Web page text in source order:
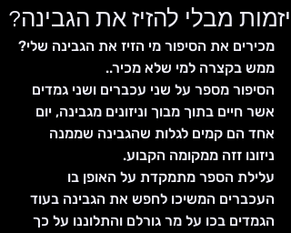
יזמות מבלי להזיז את הגבינה?
מכירים את הסיפור מי הזיז את הגבינה שלי?
ממש בקצרה למי שלא מכיר..
הסיפור מספר על שני עכברים ושני גמדים
אשר חיים בתוך מבוך וניזונים מגבינה, יום
אחד הם קמים לגלות שהגבינה שממנה
ניזונו זזה ממקומה הקבוע.
עלילת הספר מתמקדת על האופן בו
העכברים המשיכו לחפש את הגבינה בעוד
הגמדים בכו על מר גורלם והתלוננו על כך